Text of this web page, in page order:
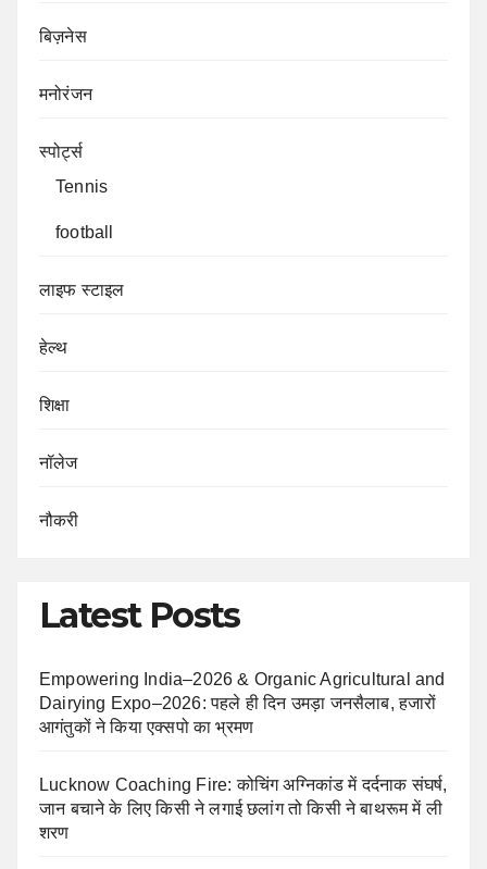
बिज़नेस
मनोरंजन
स्पोर्ट्स
Tennis
football
लाइफ स्टाइल
हेल्थ
शिक्षा
नॉलेज
नौकरी
Latest Posts
Empowering India–2026 & Organic Agricultural and
Dairying Expo–2026: पहले ही दिन उमड़ा जनसैलाब, हजारों
आगंतुकों ने किया एक्सपो का भ्रमण
Lucknow Coaching Fire: कोचिंग अग्निकांड में दर्दनाक संघर्ष,
जान बचाने के लिए किसी ने लगाई छलांग तो किसी ने बाथरूम में ली
शरण